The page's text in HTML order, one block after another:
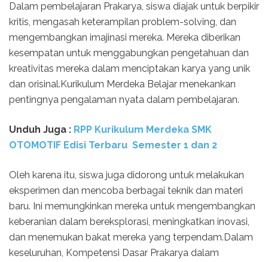
Dalam pembelajaran Prakarya, siswa diajak untuk berpikir
kritis, mengasah keterampilan problem-solving, dan
mengembangkan imajinasi mereka. Mereka diberikan
kesempatan untuk menggabungkan pengetahuan dan
kreativitas mereka dalam menciptakan karya yang unik
dan orisinal.Kurikulum Merdeka Belajar menekankan
pentingnya pengalaman nyata dalam pembelajaran.
Unduh Juga : RPP Kurikulum Merdeka SMK
OTOMOTIF Edisi Terbaru Semester 1 dan 2
Oleh karena itu, siswa juga didorong untuk melakukan
eksperimen dan mencoba berbagai teknik dan materi
baru. Ini memungkinkan mereka untuk mengembangkan
keberanian dalam bereksplorasi, meningkatkan inovasi,
dan menemukan bakat mereka yang terpendam.Dalam
keseluruhan, Kompetensi Dasar Prakarya dalam